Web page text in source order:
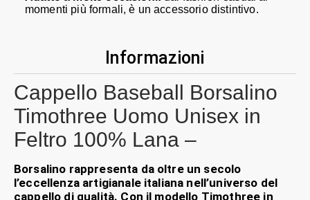
momenti più formali, è un accessorio distintivo.
Informazioni
Cappello Baseball Borsalino
Timothree Uomo Unisex in
Feltro 100% Lana –
Borsalino rappresenta da oltre un secolo
l’eccellenza artigianale italiana nell’universo del
cappello di qualità. Con il modello Timothree in